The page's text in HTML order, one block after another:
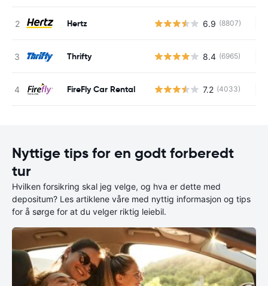
Hertz 6.9 (8807)
Thrifty 8.4 (6965)
FireFly Car Rental 7.2 (4033)
Nyttige tips for en godt forberedt
tur
Hvilken forsikring skal jeg velge, og hva er dette med
depositum? Les artiklene våre med nyttig informasjon og tips
for å sørge for at du velger riktig leiebil.